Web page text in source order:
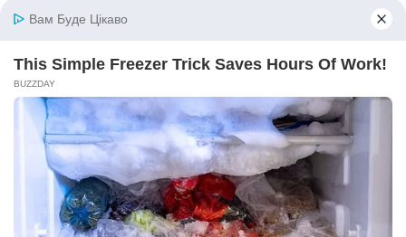
Наука та природа
Новини
Одяг, взуття, аксесуари та мода
Освіта